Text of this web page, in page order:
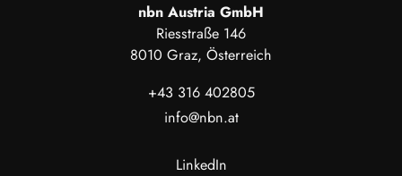
nbn Austria GmbH
Riesstraße 146
8010 Graz, Österreich
+43 316 402805
info@nbn.at
LinkedIn